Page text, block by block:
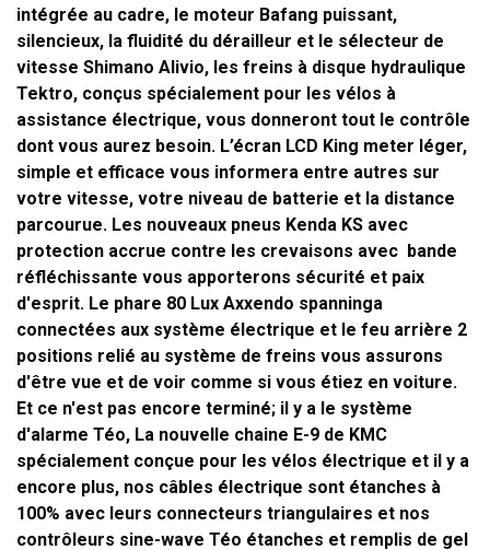
intégrée au cadre, le moteur Bafang puissant,
silencieux, la fluidité du dérailleur et le sélecteur de
vitesse Shimano Alivio, les freins à disque hydraulique
Tektro, conçus spécialement pour les vélos à
assistance électrique, vous donneront tout le contrôle
dont vous aurez besoin. L’écran LCD King meter léger,
simple et efficace vous informera entre autres sur
votre vitesse, votre niveau de batterie et la distance
parcourue. Les nouveaux pneus Kenda KS avec
protection accrue contre les crevaisons avec bande
réfléchissante vous apporterons sécurité et paix
d'esprit. Le phare 80 Lux Axxendo spanninga
connectées aux système électrique et le feu arrière 2
positions relié au système de freins vous assurons
d'être vue et de voir comme si vous étiez en voiture.
Et ce n'est pas encore terminé; il y a le système
d'alarme Téo, La nouvelle chaine E-9 de KMC
spécialement conçue pour les vélos électrique et il y a
encore plus, nos câbles électrique sont étanches à
100% avec leurs connecteurs triangulaires et nos
contrôleurs sine-wave Téo étanches et remplis de gel